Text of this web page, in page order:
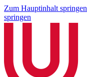
Zum Hauptinhalt springen
springen